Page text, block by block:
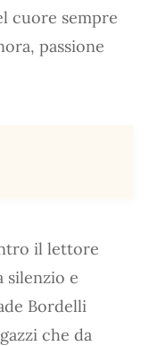
cuore sempre
passione
il lettore
silenzio e
Bordelli
che da